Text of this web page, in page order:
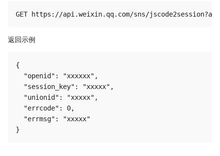
返回示例
{
  "openid": "xxxxxx",
  "session_key": "xxxxx",
  "unionid": "xxxxx",
  "errcode": 0,
  "errmsg": "xxxxx"